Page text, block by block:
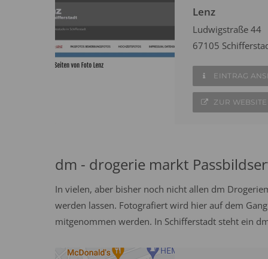
Lenz
Ludwigstraße 44
67105
EINTRAG
ZUR WEBSITE
dm - drogerie markt
In vielen, aber bisher noch nicht allen dm
werden lassen. Fotografiert wird hier auf dem
mitgenommen werden. In Schifferstadt steht ein